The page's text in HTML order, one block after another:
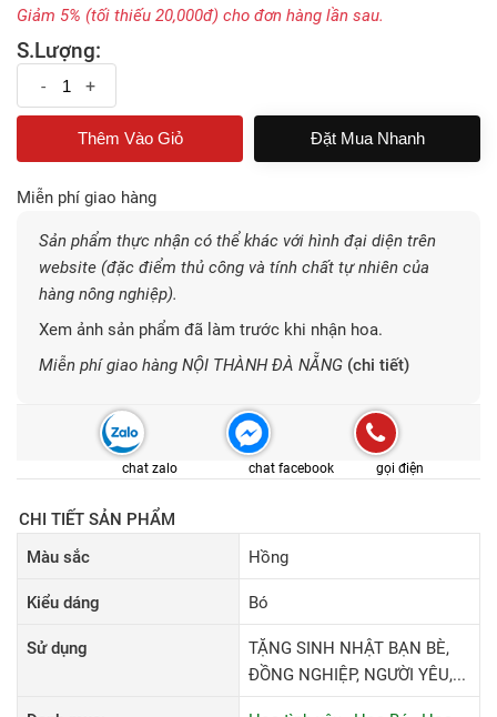
Giảm 5% (tối thiếu 20,000đ) cho đơn hàng lần sau.
S.Lượng:
- +
Đặt Mua Nhanh
Miễn phí giao hàng
Sản phẩm thực nhận có thể khác với hình đại diện trên
website (đặc điểm thủ công và tính chất tự nhiên của
hàng nông nghiệp).
Xem ảnh sản phẩm đã làm trước khi nhận hoa.
Miễn phí giao hàng NỘI THÀNH ĐÀ NẴNG (chi tiết)
chat zalo chat facebook gọi điện
CHI TIẾT SẢN PHẨM
Màu sắc
Hồng
Kiểu dáng Bó
Sử dụng
TẶNG SINH NHẬT BẠN BÈ,
ĐỒNG NGHIỆP, NGƯỜI YÊU,...